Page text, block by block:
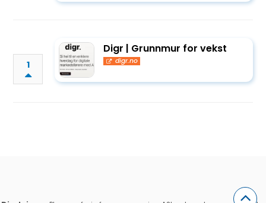
1
Digr | Grunnmur for vekst
digr.no